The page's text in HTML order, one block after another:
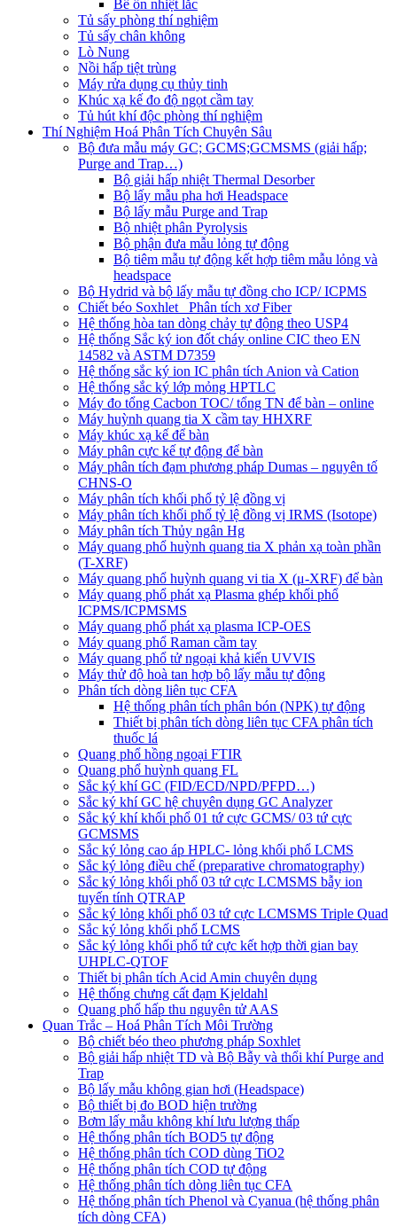
Bể ổn nhiệt lắc
Tủ sấy phòng thí nghiệm
Tủ sấy chân không
Lò Nung
Nồi hấp tiệt trùng
Máy rửa dụng cụ thủy tinh
Khúc xạ kế đo độ ngọt cầm tay
Tủ hút khí độc phòng thí nghiệm
Thí Nghiệm Hoá Phân Tích Chuyên Sâu
Bộ đưa mẫu máy GC; GCMS;GCMSMS (giải hấp;
Purge and Trap…)
Bộ giải hấp nhiệt Thermal Desorber
Bộ lấy mẫu pha hơi Headspace
Bộ lấy mẫu Purge and Trap
Bộ nhiệt phân Pyrolysis
Bộ phận đưa mẫu lỏng tự động
Bộ tiêm mẫu tự động kết hợp tiêm mẫu lỏng và
headspace
Bộ Hydrid và bộ lấy mẫu tự đồng cho ICP/ ICPMS
Chiết béo Soxhlet_ Phân tích xơ Fiber
Hệ thống hòa tan dòng chảy tự động theo USP4
Hệ thống Sắc ký ion đốt cháy online CIC theo EN
14582 và ASTM D7359
Hệ thống sắc ký ion IC phân tích Anion và Cation
Hệ thống sắc ký lớp mỏng HPTLC
Máy đo tổng Cacbon TOC/ tổng TN để bàn – online
Máy huỳnh quang tia X cầm tay HHXRF
Máy khúc xạ kế để bàn
Máy phân cực kế tự động để bàn
Máy phân tích đạm phương pháp Dumas – nguyên tố
CHNS-O
Máy phân tích khối phổ tỷ lệ đồng vị
Máy phân tích khối phổ tỷ lệ đồng vị IRMS (Isotope)
Máy phân tích Thủy ngân Hg
Máy quang phổ huỳnh quang tia X phản xạ toàn phần
(T-XRF)
Máy quang phổ huỳnh quang vi tia X (μ-XRF) để bàn
Máy quang phổ phát xạ Plasma ghép khối phổ
ICPMS/ICPMSMS
Máy quang phổ phát xạ plasma ICP-OES
Máy quang phổ Raman cầm tay
Máy quang phổ tử ngoại khả kiến UVVIS
Máy thử độ hoà tan hợp bộ lấy mẫu tự động
Phân tích dòng liên tục CFA
Hệ thống phân tích phân bón (NPK) tự động
Thiết bị phân tích dòng liên tục CFA phân tích
thuốc lá
Quang phổ hồng ngoại FTIR
Quang phổ huỳnh quang FL
Sắc ký khí GC (FID/ECD/NPD/PFPD…)
Sắc ký khí GC hệ chuyên dụng GC Analyzer
Sắc ký khí khối phổ 01 tứ cực GCMS/ 03 tứ cực
GCMSMS
Sắc ký lỏng cao áp HPLC- lỏng khối phổ LCMS
Sắc ký lỏng điều chế (preparative chromatography)
Sắc ký lỏng khối phổ 03 tứ cực LCMSMS bẫy ion
tuyến tính QTRAP
Sắc ký lỏng khối phổ 03 tứ cực LCMSMS Triple Quad
Sắc ký lỏng khối phổ LCMS
Sắc ký lỏng khối phổ tứ cực kết hợp thời gian bay
UHPLC-QTOF
Thiết bị phân tích Acid Amin chuyên dụng
Hệ thống chưng cất đạm Kjeldahl
Quang phổ hấp thu nguyên tử AAS
Quan Trắc – Hoá Phân Tích Môi Trường
Bộ chiết béo theo phương pháp Soxhlet
Bộ giải hấp nhiệt TD và Bộ Bẫy và thổi khí Purge and
Trap
Bộ lấy mẫu không gian hơi (Headspace)
Bộ thiết bị đo BOD hiện trường
Bơm lấy mẫu không khí lưu lượng thấp
Hệ thống phân tích BOD5 tự động
Hệ thống phân tích COD dùng TiO2
Hệ thống phân tích COD tự động
Hệ thống phân tích dòng liên tục CFA
Hệ thống phân tích Phenol và Cyanua (hệ thống phân
tích dòng CFA)